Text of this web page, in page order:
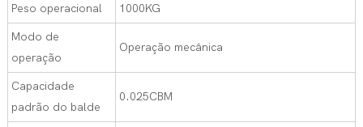
Peso operacional 1000KG
Modo de
operação
Operação mecânica
Capacidade
padrão do balde
0.025CBM